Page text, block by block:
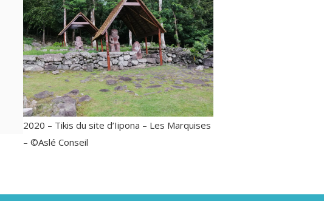
2020 – Tikis du site d’Iipona – Les Marquises
– ©Aslé Conseil